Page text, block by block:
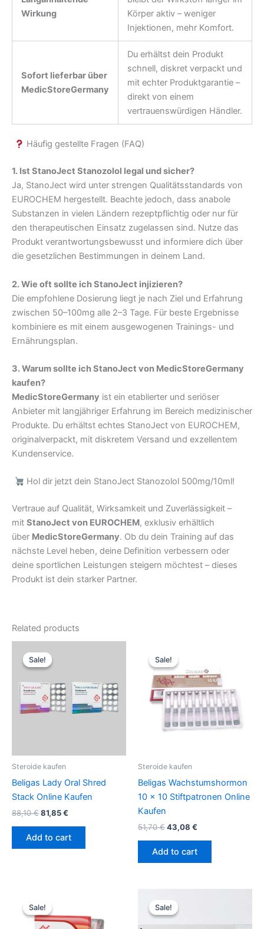
Wirkung
Körper aktiv – weniger
Injektionen, mehr Komfort.
Sofort lieferbar über
MedicStoreGermany
Du erhältst dein Produkt
schnell, diskret verpackt und
mit echter Produktgarantie –
direkt von einem
vertrauenswürdigen Händler.
Häufig gestellte Fragen (FAQ)
1. Ist StanoJect Stanozolol legal und sicher?
Ja, StanoJect wird unter strengen Qualitätsstandards von
EUROCHEM hergestellt. Beachte jedoch, dass anabole
Substanzen in vielen Ländern rezeptpflichtig oder nur für
den therapeutischen Einsatz zugelassen sind. Nutze das
Produkt verantwortungsbewusst und informiere dich über
die gesetzlichen Bestimmungen in deinem Land.
2. Wie oft sollte ich StanoJect injizieren?
Die empfohlene Dosierung liegt je nach Ziel und Erfahrung
zwischen 50–100mg alle 2–3 Tage. Für beste Ergebnisse
kombiniere es mit einem ausgewogenen Trainings- und
Ernährungsplan.
3. Warum sollte ich StanoJect von MedicStoreGermany
kaufen?
MedicStoreGermany ist ein etablierter und seriöser
Anbieter mit langjähriger Erfahrung im Bereich medizinischer
Produkte. Du erhältst echtes StanoJect von EUROCHEM,
originalverpackt, mit diskretem Versand und exzellentem
Kundenservice.
Hol dir jetzt dein StanoJect Stanozolol 500mg/10ml!
Vertraue auf Qualität, Wirksamkeit und Zuverlässigkeit –
mit StanoJect von EUROCHEM, exklusiv erhältlich
über MedicStoreGermany. Ob du dein Training auf das
nächste Level heben, deine Definition verbessern oder
deine sportlichen Leistungen steigern möchtest – dieses
Produkt ist dein starker Partner.
Related products
Sale!
Sale!
Steroide kaufen
Beligas Lady Oral Shred
Stack Online Kaufen
88,10€
price
was:
81,85€
Add to cart
Sale!
Sale!
Steroide kaufen
Beligas Wachstumshormon
10 x 10 Stiftpatronen Online
Kaufen
51,70€
price
was:
51,70 €.
43,08 €
43,08 €.
Add to cart
Sale!
Sale!price
was:
51,70 €.43,08 €.
Sale!
Sale!
was:
88,75 €.